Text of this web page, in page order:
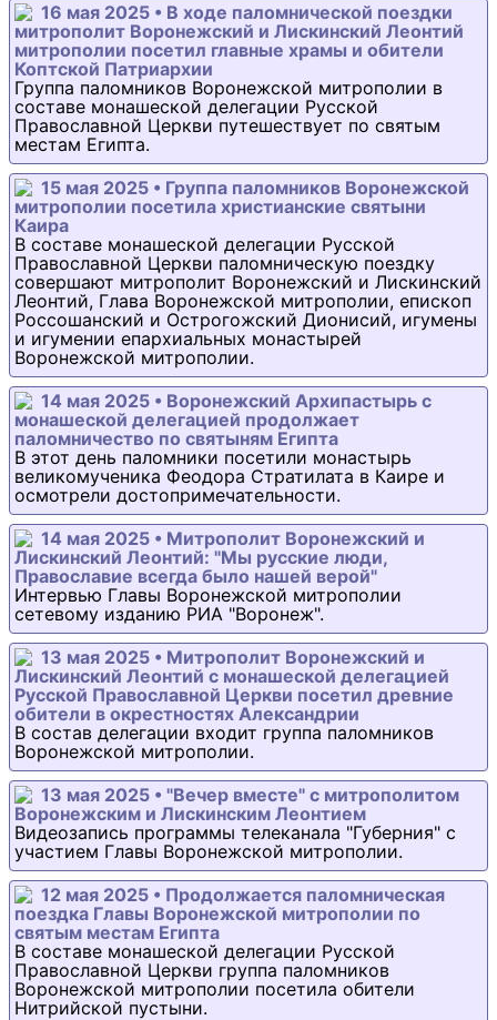
16 мая 2025 • В ходе паломнической поездки
митрополит Воронежский и Лискинский Леонтий
митрополии посетил главные храмы и обители
Коптской Патриархии
Группа паломников Воронежской митрополии в
составе монашеской делегации Русской
Православной Церкви путешествует по святым
местам Египта.
15 мая 2025 • Группа паломников Воронежской
митрополии посетила христианские святыни
Каира
В составе монашеской делегации Русской
Православной Церкви паломническую поездку
совершают митрополит Воронежский и Лискинский
Леонтий, Глава Воронежской митрополии, епископ
Россошанский и Острогожский Дионисий, игумены
и игумении епархиальных монастырей
Воронежской митрополии.
14 мая 2025 • Воронежский Архипастырь с
монашеской делегацией продолжает
паломничество по святыням Египта
В этот день паломники посетили монастырь
великомученика Феодора Стратилата в Каире и
осмотрели достопримечательности.
14 мая 2025 • Митрополит Воронежский и
Лискинский Леонтий: "Мы русские люди,
Православие всегда было нашей верой"
Интервью Главы Воронежской митрополии
сетевому изданию РИА "Воронеж".
13 мая 2025 • Митрополит Воронежский и
Лискинский Леонтий с монашеской делегацией
Русской Православной Церкви посетил древние
обители в окрестностях Александрии
В состав делегации входит группа паломников
Воронежской митрополии.
13 мая 2025 • "Вечер вместе" с митрополитом
Воронежским и Лискинским Леонтием
Видеозапись программы телеканала "Губерния" с
участием Главы Воронежской митрополии.
12 мая 2025 • Продолжается паломническая
поездка Главы Воронежской митрополии по
святым местам Египта
В составе монашеской делегации Русской
Православной Церкви группа паломников
Воронежской митрополии посетила обители
Нитрийской пустыни.